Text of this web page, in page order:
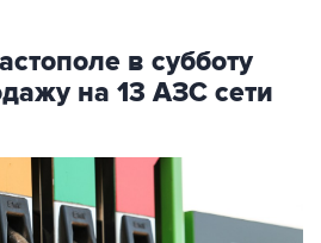
в субботу
на 13 АЗС сети